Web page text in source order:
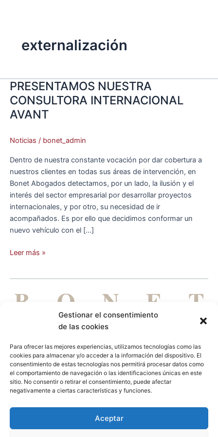
Gestionar el consentimiento
de las cookies
Para ofrecer las mejores experiencias, utilizamos tecnologías como las
cookies para almacenar y/o acceder a la información del dispositivo. El
consentimiento de estas tecnologías nos permitirá procesar datos como
el comportamiento de navegación o las identificaciones únicas en este
sitio. No consentir o retirar el consentimiento, puede afectar
negativamente a ciertas características y funciones.
Aceptar
externalización
PRESENTAMOS NUESTRA
CONSULTORA INTERNACIONAL
AVANT
Noticias / bonet_admin
Dentro de nuestra constante vocación por dar cobertura a
nuestros clientes en todas sus áreas de intervención, en
Bonet Abogados detectamos, por un lado, la ilusión y el
interés del sector empresarial por desarrollar proyectos
internacionales, y por otro, su necesidad de ir
acompañados. Es por ello que decidimos conformar un
nuevo vehículo con el […]
PRESENTAMOS
NUESTRA
CONSULTORA
INTERNACIONAL
Leer más »
DE PERSONAS PARA PERSONAS
Aviso legal Política de privacidad Política de cookies
i